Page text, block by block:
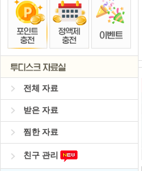
전체 자료
받은 자료
찜한 자료
친구 관리